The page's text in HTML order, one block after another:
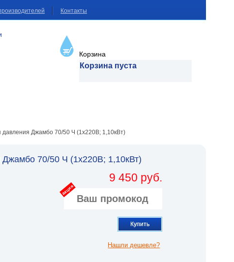
Контакты
Корзина
Корзина пуста
Джамбо 70/50 Ч (1х220В; 1,10кВт)
70/50 Ч (1х220В; 1,10кВт)
9 450 руб.
акция
Купить
Нашли дешевле?